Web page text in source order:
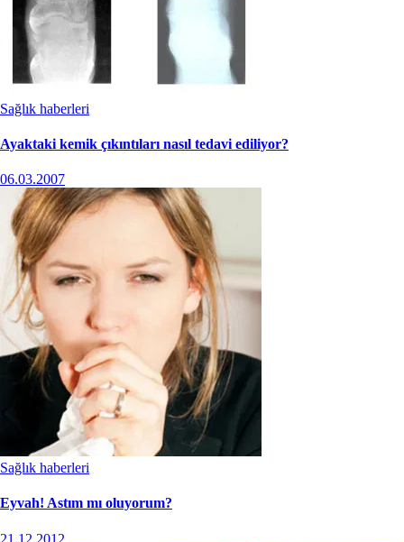
Sağlık haberleri
Ayaktaki kemik çıkıntıları nasıl tedavi ediliyor?
06.03.2007
Sağlık haberleri
Eyvah! Astım mı oluyorum?
21.12.2012